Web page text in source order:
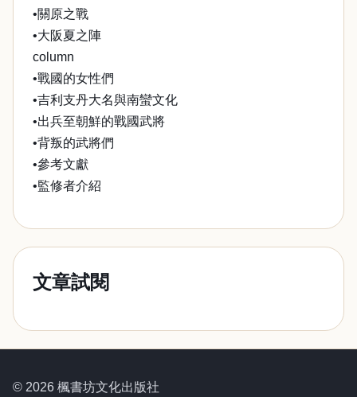
•關原之戰
•大阪夏之陣
column
•戰國的女性們
•吉利支丹大名與南蠻文化
•出兵至朝鮮的戰國武將
•背叛的武將們
•參考文獻
•監修者介紹
文章試閱
© 2026 楓書坊文化出版社